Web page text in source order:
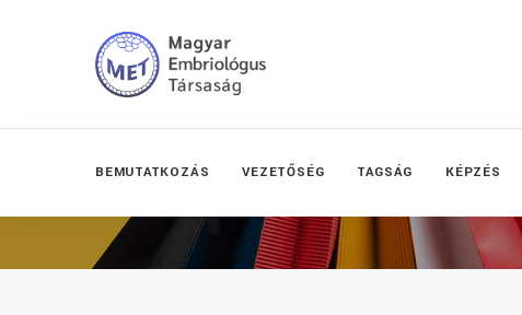
BEMUTATKOZÁS VEZETŐSÉG TAGSÁG KÉPZÉS